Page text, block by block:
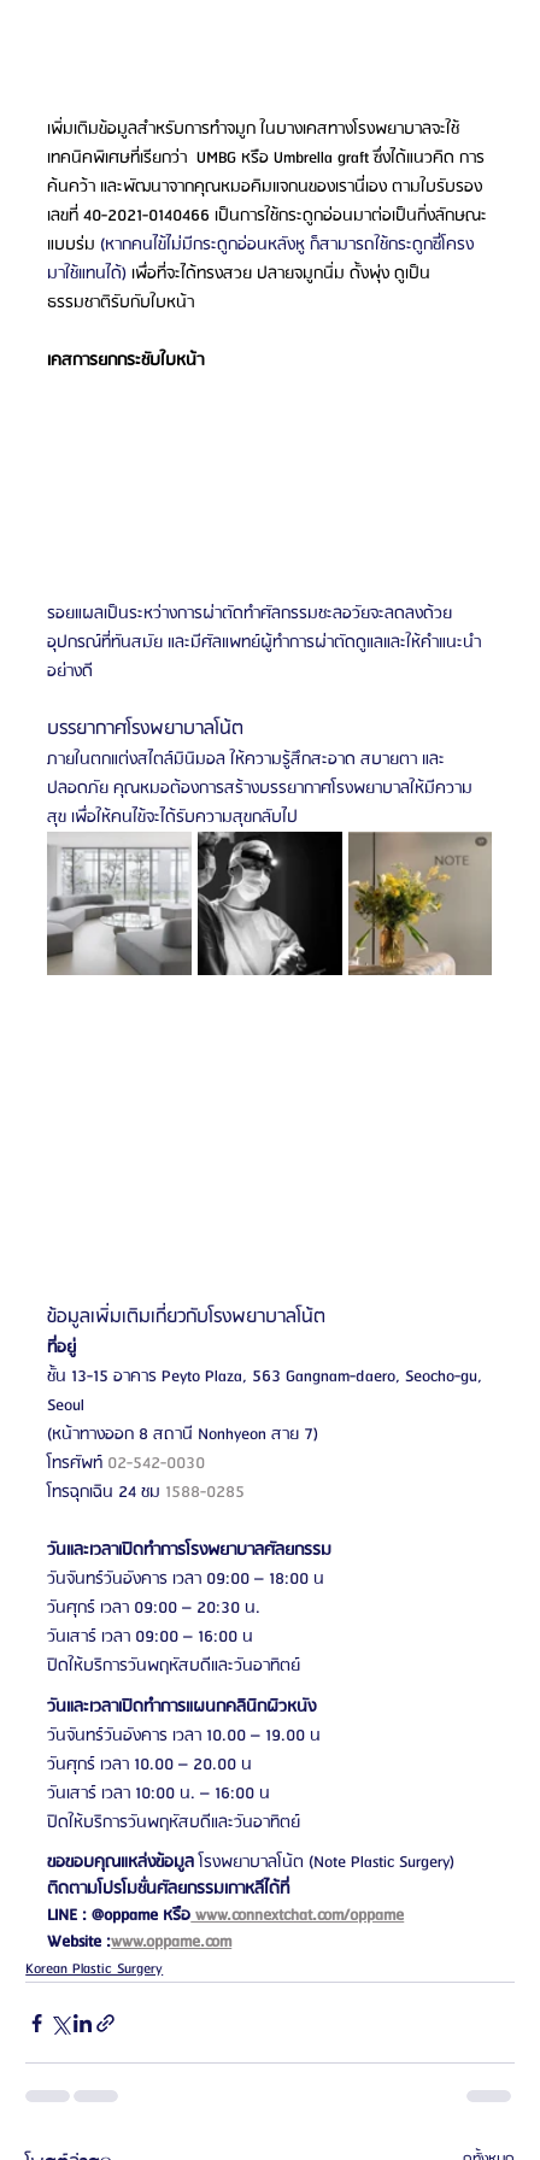
เพิ่มเติมข้อมูลสำหรับการทำจมูก ในบางเคสทางโรงพยาบาลจะใช้
เทคนิคพิเศษที่เรียกว่า  UMBG หรือ Umbrella graft ซึ่งได้แนวคิด การ
ค้นคว้า และพัฒนาจากคุณหมอคิมแจกนของเรานี่เอง ตามใบรับรอง
เลขที่ 40-2021-0140466 เป็นการใช้กระดูกอ่อนมาต่อเป็นกิ่งลักษณะ
แบบร่ม (หากคนไข้ไม่มีกระดูกอ่อนหลังหู ก็สามารถใช้กระดูกซี่โครง
มาใช้แทนได้) เพื่อที่จะได้ทรงสวย ปลายจมูกนิ่ม ดั้งพุ่ง ดูเป็น
ธรรมชาติรับกับใบหน้า
เคสการยกกระชับใบหน้า
รอยแผลเป็นระหว่างการผ่าตัดทำศัลกรรมชะลอวัยจะลดลงด้วย
อุปกรณ์ที่ทันสมัย และมีศัลแพทย์ผู้ทำการผ่าตัดดูแลและให้คำแนะนำ
อย่างดี
บรรยากาศโรงพยาบาลโน้ต
ภายในตกแต่งสไตล์มินิมอล ให้ความรู้สึกสะอาด สบายตา และ
ปลอดภัย คุณหมอต้องการสร้างบรรยากาศโรงพยาบาลให้มีความ
สุข เพื่อให้คนไข้จะได้รับความสุขกลับไป
ข้อมูลเพิ่มเติมเกี่ยวกับโรงพยาบาลโน้ต
ที่อยู่
ชั้น 13-15 อาคาร Peyto Plaza, 563 Gangnam-daero, Seocho-gu,
Seoul
(หน้าทางออก 8 สถานี Nonhyeon สาย 7)
โทรศัพท์ 02-542-0030
โทรฉุกเฉิน 24 ชม 1588-0285
วันและเวลาเปิดทำการโรงพยาบาลศัลยกรรม
วันจันทร์วันอังคาร เวลา 09:00 – 18:00 น
วันศุกร์ เวลา 09:00 – 20:30 น.
วันเสาร์ เวลา 09:00 – 16:00 น
ปิดให้บริการวันพฤหัสบดีและวันอาทิตย์
วันและเวลาเปิดทำการแผนกคลินิกผิวหนัง
วันจันทร์วันอังคาร เวลา 10.00 – 19.00 น
วันศุกร์ เวลา 10.00 – 20.00 น
วันเสาร์ เวลา 10:00 น. – 16:00 น
ปิดให้บริการวันพฤหัสบดีและวันอาทิตย์
ขอขอบคุณแหล่งข้อมูล โรงพยาบาลโน้ต (Note Plastic Surgery)
ติดตามโปรโมชั่นศัลยกรรมเกาหลีได้ที่
LINE : @oppame หรือ www.connextchat.com/oppame
Website :www.oppame.com
Korean Plastic Surgery